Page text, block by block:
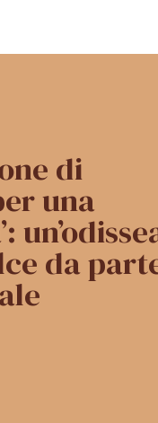
di
una
da